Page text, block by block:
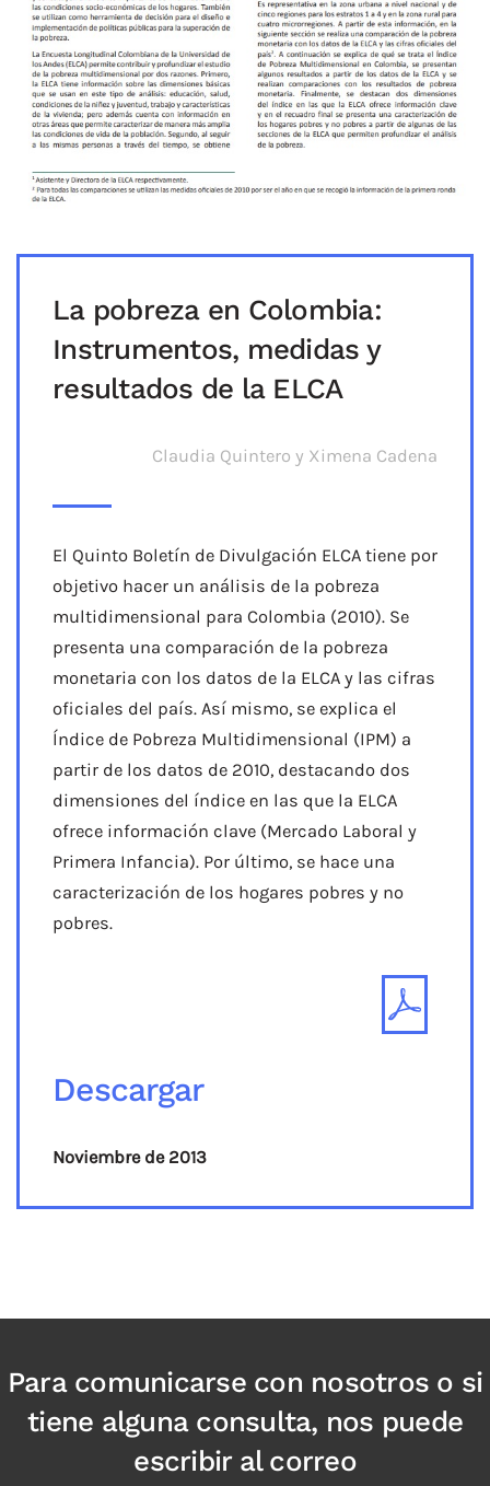
La pobreza en Colombia:
Instrumentos, medidas y
resultados de la ELCA
Claudia Quintero y Ximena Cadena
El Quinto Boletín de Divulgación ELCA tiene por
objetivo hacer un análisis de la pobreza
multidimensional para Colombia (2010). Se
presenta una comparación de la pobreza
monetaria con los datos de la ELCA y las cifras
oficiales del país. Así mismo, se explica el
Índice de Pobreza Multidimensional (IPM) a
partir de los datos de 2010, destacando dos
dimensiones del índice en las que la ELCA
ofrece información clave (Mercado Laboral y
Primera Infancia). Por último, se hace una
caracterización de los hogares pobres y no
pobres.
Descargar
Noviembre de 2013
Para comunicarse con nosotros o si
tiene alguna consulta, nos puede
escribir al correo